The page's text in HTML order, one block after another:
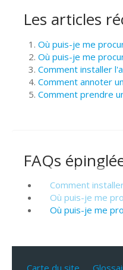
Les articles
Où puis-je me
Où puis-je me
Comment installer
Comment annoter
Comment prendre
FAQs
Comment
Où puis-je me
Où puis-je me
Carte du site